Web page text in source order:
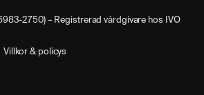
2750) – Registrerad vårdgivare hos IVO
Villkor & policys